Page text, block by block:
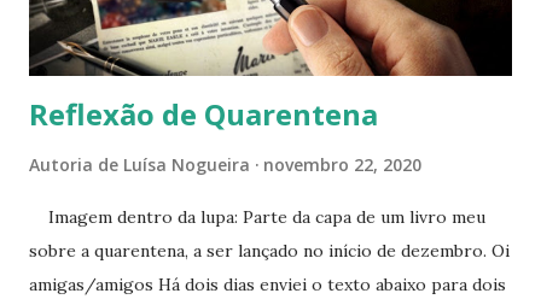
novo E se o livro fosse sobre as balbúrdias da quare...
Reflexão de Quarentena
Autoria de Luísa Nogueira novembro 22, 2020
Imagem dentro da lupa: Parte da capa de um livro meu
sobre a quarentena, a ser lançado no início de dezembro. Oi
amigas/amigos Há dois dias enviei o texto abaixo para dois